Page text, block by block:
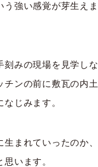
強い感覚が芽生えま
刻みの現場を見学しな
ンの前に敷瓦の内土
じみます。
まれていったのか、
います。